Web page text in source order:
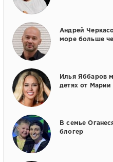
Андрей
море больше
Илья Яббаров
детях от Марии
В семье
блогер